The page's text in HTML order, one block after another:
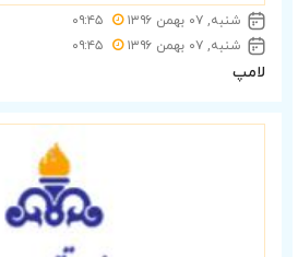
شنبه, ۰۷ بهمن ۱۳۹۶
۰۹:۴۵
شنبه, ۰۷ بهمن ۱۳۹۶
۰۹:۴۵
لامپ